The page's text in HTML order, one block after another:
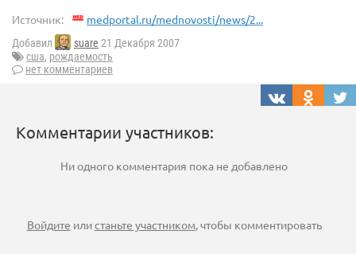
Источник: medportal.ru/mednovosti/news/2...
Добавил suare 21 Декабря 2007
сша, рождаемость
нет комментариев
Комментарии участников:
Ни одного комментария пока не добавлено
Войдите илистаньте участником, чтобы комментировать